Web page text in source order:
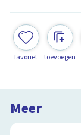
favoriet toevoegen
Meer